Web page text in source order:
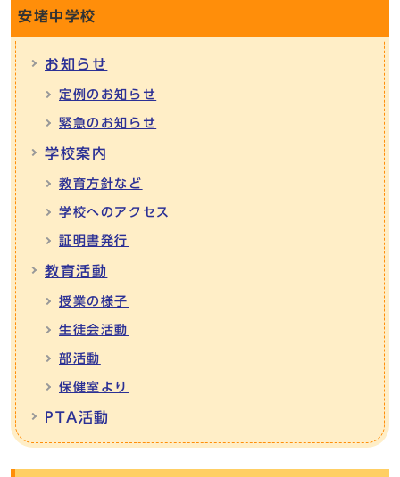
安堵中学校
お知らせ
定例のお知らせ
緊急のお知らせ
学校案内
教育方針など
学校へのアクセス
証明書発行
教育活動
授業の様子
生徒会活動
部活動
保健室より
PTA活動